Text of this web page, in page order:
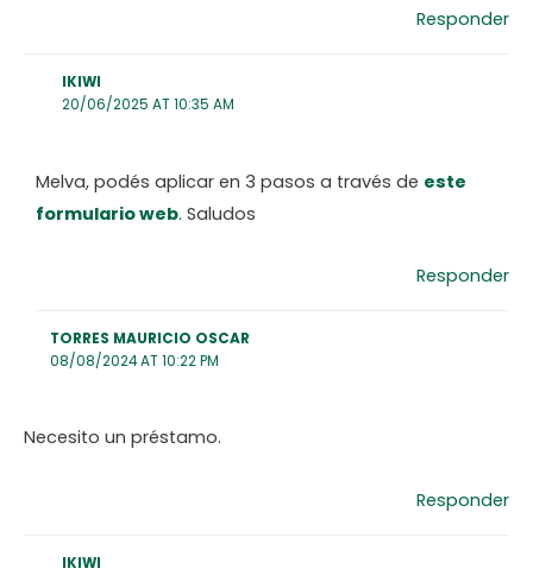
Responder
IKIWI
20/06/2025 AT 10:35 AM
Melva, podés aplicar en 3 pasos a través de este
formulario web. Saludos
Responder
TORRES MAURICIO OSCAR
08/08/2024 AT 10:22 PM
Necesito un préstamo.
Responder
IKIWI